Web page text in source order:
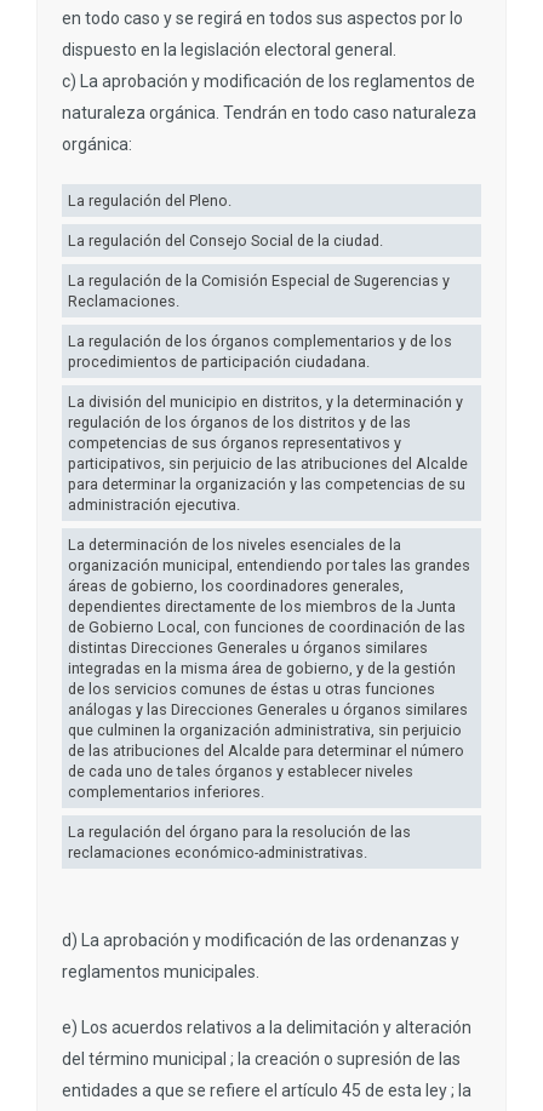
en todo caso y se regirá en todos sus aspectos por lo
dispuesto en la legislación electoral general.
c) La aprobación y modificación de los reglamentos de
naturaleza orgánica. Tendrán en todo caso naturaleza
orgánica:
La regulación del Pleno.
La regulación del Consejo Social de la ciudad.
La regulación de la Comisión Especial de Sugerencias y
Reclamaciones.
La regulación de los órganos complementarios y de los
procedimientos de participación ciudadana.
La división del municipio en distritos, y la determinación y
regulación de los órganos de los distritos y de las
competencias de sus órganos representativos y
participativos, sin perjuicio de las atribuciones del Alcalde
para determinar la organización y las competencias de su
administración ejecutiva.
La determinación de los niveles esenciales de la
organización municipal, entendiendo por tales las grandes
áreas de gobierno, los coordinadores generales,
dependientes directamente de los miembros de la Junta
de Gobierno Local, con funciones de coordinación de las
distintas Direcciones Generales u órganos similares
integradas en la misma área de gobierno, y de la gestión
de los servicios comunes de éstas u otras funciones
análogas y las Direcciones Generales u órganos similares
que culminen la organización administrativa, sin perjuicio
de las atribuciones del Alcalde para determinar el número
de cada uno de tales órganos y establecer niveles
complementarios inferiores.
La regulación del órgano para la resolución de las
reclamaciones económico-administrativas.
d) La aprobación y modificación de las ordenanzas y
reglamentos municipales.
e) Los acuerdos relativos a la delimitación y alteración
del término municipal ; la creación o supresión de las
entidades a que se refiere el artículo 45 de esta ley ; la